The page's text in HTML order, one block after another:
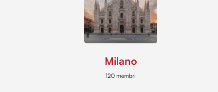
Milano
120 membri